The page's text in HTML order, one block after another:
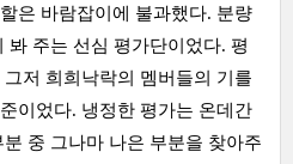
은 바람잡이에 불과했다. 분량
봐 주는 선심 평가단이었다. 평
저 희희낙락의 멤버들의 기를
이었다. 냉정한 평가는 온데간
중 그나마 나은 부분을 찾아주